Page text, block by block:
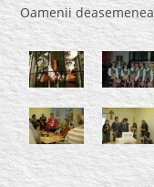
Oamenii